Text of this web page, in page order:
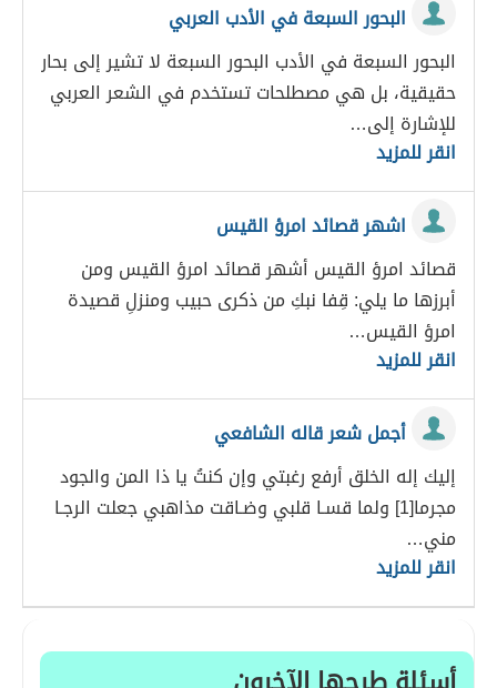
البحور السبعة في الأدب العربي
البحور السبعة في الأدب البحور السبعة لا تشير إلى بحار
حقيقية، بل هي مصطلحات تستخدم في الشعر العربي
للإشارة إلى…
انقر للمزيد
اشهر قصائد امرؤ القيس
قصائد امرؤ القيس أشهر قصائد امرؤ القيس ومن
أبرزها ما يلي: قِفا نبكِ من ذكرى حبيب ومنزلِ قصيدة
امرؤ القيس…
انقر للمزيد
أجمل شعر قاله الشافعي
إليك إله الخلق أرفع رغبتي وإن كنتُ يا ذا المن والجود
مجرما[1] ولما قسـا قلبي وضـاقت مذاهبي جعلت الرجـا
مني…
انقر للمزيد